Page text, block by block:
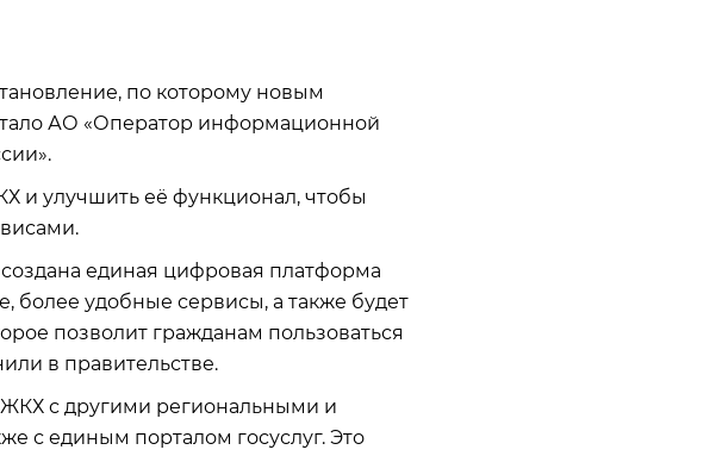
по которому новым
АО «Оператор информационной
и улучшить её функционал, чтобы
единая цифровая платформа
более удобные сервисы, а также будет
позволит гражданам пользоваться
в правительстве.
ЖКХ с другими региональными и
с единым порталом госуслуг. Это